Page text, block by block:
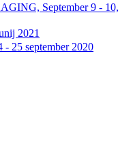
September 9 - 10,
2021
25 september 2020